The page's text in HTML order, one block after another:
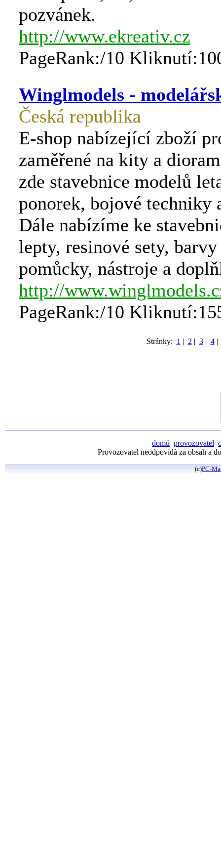
pozvánek.
http://www.ekreativ.cz
PageRank:/10
Winglmodels -
Česká republika
E-shop nabízející zboží
zaměřené na kity a
zde stavebnice modelů
ponorek, bojové techniky
Dále nabízíme ke
lepty, resinové sety,
pomůcky, nástroje a
http://
PageRank:/10
Stránky: 1 | 2 | 3| 4
domů provozovatel
Provozovatel neodpovídá za obsah a
(c)PC-